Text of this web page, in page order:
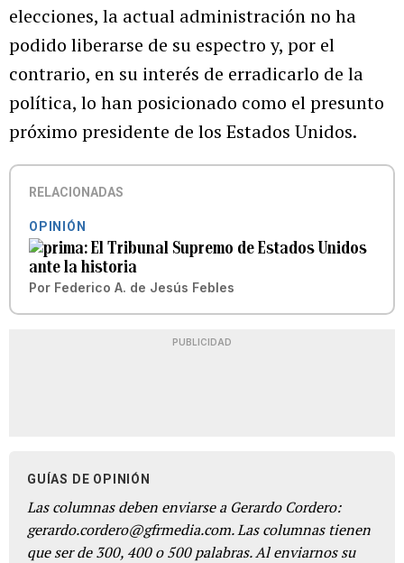
elecciones, la actual administración no ha
podido liberarse de su espectro y, por el
contrario, en su interés de erradicarlo de la
política, lo han posicionado como el presunto
próximo presidente de los Estados Unidos.
RELACIONADAS
OPINIÓN
El Tribunal Supremo de Estados Unidos
ante la historia
Por Federico A. de Jesús Febles
PUBLICIDAD
GUÍAS DE OPINIÓN
Las columnas deben enviarse a Gerardo Cordero:
gerardo.cordero@gfrmedia.com. Las columnas tienen
que ser de 300, 400 o 500 palabras. Al enviarnos su